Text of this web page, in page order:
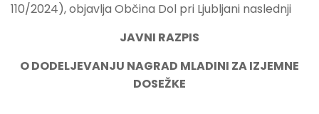
110/2024), objavlja Občina Dol pri Ljubljani naslednji
JAVNI RAZPIS
O DODELJEVANJU NAGRAD MLADINI ZA IZJEMNE
DOSEŽKE